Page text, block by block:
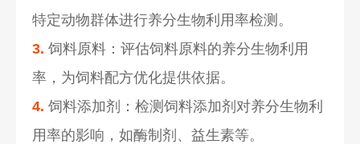
特定动物群体进行养分生物利用率检测。
3. 饲料原料：评估饲料原料的养分生物利用
率，为饲料配方优化提供依据。
4. 饲料添加剂：检测饲料添加剂对养分生物利
用率的影响，如酶制剂、益生素等。